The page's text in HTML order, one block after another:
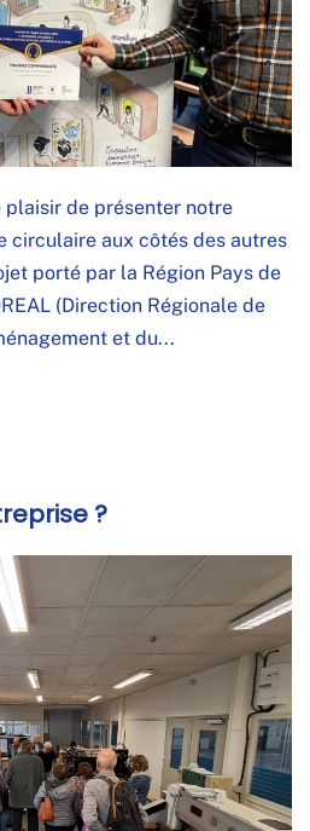
plaisir de présenter notre
circulaire aux côtés des autres
porté par la Région Pays de
(Direction Régionale de
et du...
?